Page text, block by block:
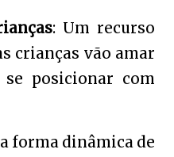
: Um recurso
crianças vão amar
posicionar com
forma dinâmica de